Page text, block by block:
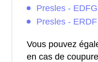
Presles -
Presles - ERDF
Vous pouvez
en cas de